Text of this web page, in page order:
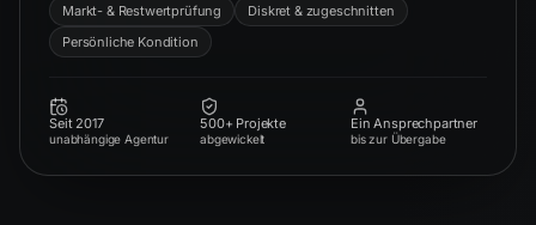
Markt- & Restwertprüfung
Diskret & zugeschnitten
Persönliche Kondition
Seit 2017
unabhängige Agentur
500+ Projekte
abgewickelt
Ein Ansprechpartner
bis zur Übergabe